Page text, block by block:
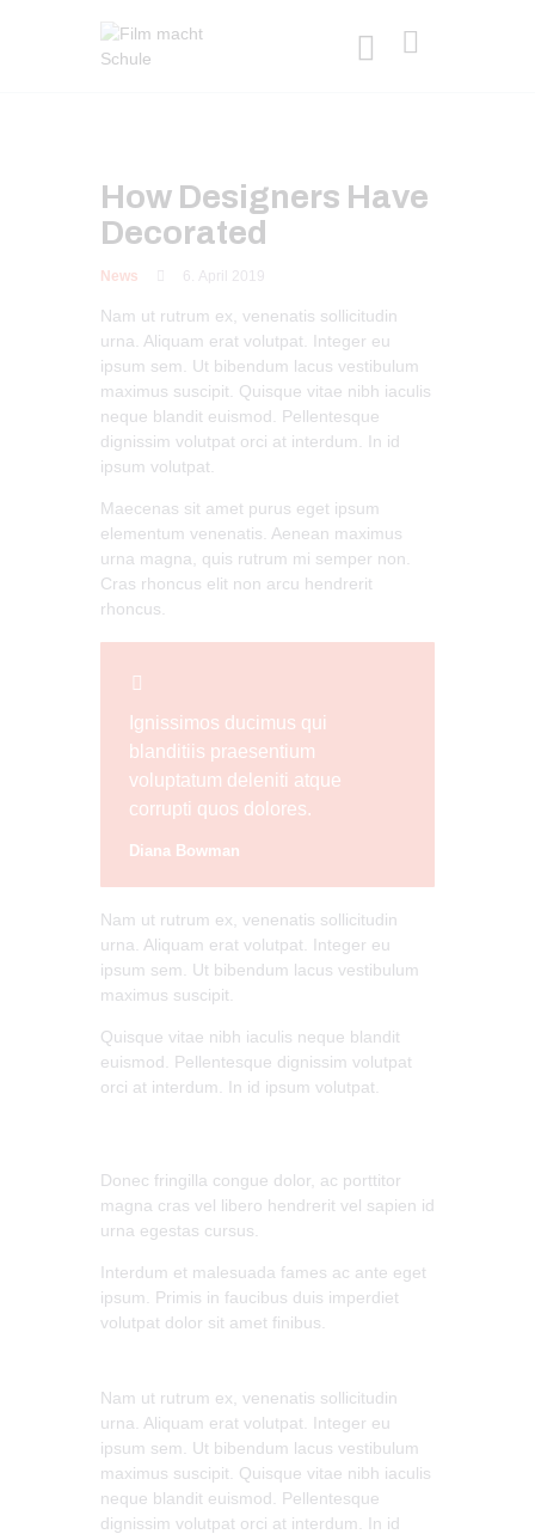
How Designers Have
Decorated
News 6. April 2019
Nam ut rutrum ex, venenatis sollicitudin
urna. Aliquam erat volutpat. Integer eu
ipsum sem. Ut bibendum lacus vestibulum
maximus suscipit. Quisque vitae nibh iaculis
neque blandit euismod. Pellentesque
dignissim volutpat orci at interdum. In id
ipsum volutpat.
Maecenas sit amet purus eget ipsum
elementum venenatis. Aenean maximus
urna magna, quis rutrum mi semper non.
Cras rhoncus elit non arcu hendrerit
rhoncus.
Ignissimos ducimus qui
blanditiis praesentium
voluptatum deleniti atque
corrupti quos dolores.
Diana Bowman
Nam ut rutrum ex, venenatis sollicitudin
urna. Aliquam erat volutpat. Integer eu
ipsum sem. Ut bibendum lacus vestibulum
maximus suscipit.
Quisque vitae nibh iaculis neque blandit
euismod. Pellentesque dignissim volutpat
orci at interdum. In id ipsum volutpat.
Donec fringilla congue dolor, ac porttitor
magna cras vel libero hendrerit vel sapien id
urna egestas cursus.
Interdum et malesuada fames ac ante eget
ipsum. Primis in faucibus duis imperdiet
volutpat dolor sit amet finibus.
Nam ut rutrum ex, venenatis sollicitudin
urna. Aliquam erat volutpat. Integer eu
ipsum sem. Ut bibendum lacus vestibulum
maximus suscipit. Quisque vitae nibh iaculis
neque blandit euismod. Pellentesque
dignissim volutpat orci at interdum. In id